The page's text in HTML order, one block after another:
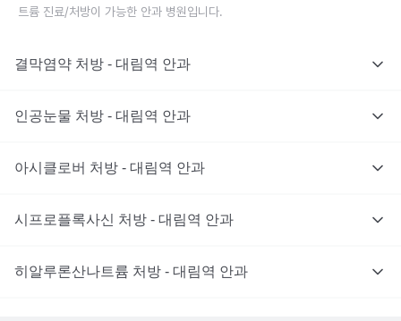
트륨 진료/처방이 가능한 안과 병원입니다.
결막염약 처방 - 대림역 안과
인공눈물 처방 - 대림역 안과
아시클로버 처방 - 대림역 안과
시프로플록사신 처방 - 대림역 안과
히알루론산나트륨 처방 - 대림역 안과